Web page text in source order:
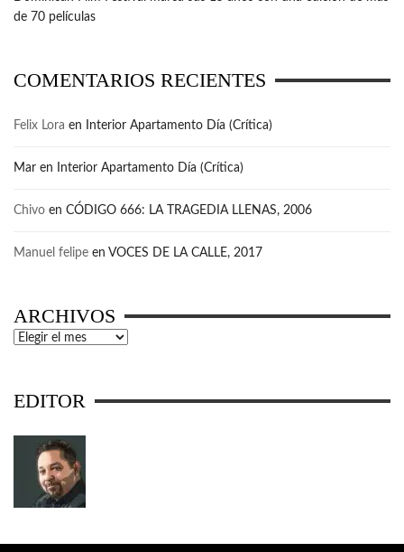
de 70 películas
COMENTARIOS RECIENTES
Felix Lora en Interior Apartamento Día (Crítica)
Mar en Interior Apartamento Día (Crítica)
Chivo en CÓDIGO 666: LA TRAGEDIA LLENAS, 2006
Manuel felipe en VOCES DE LA CALLE, 2017
ARCHIVOS
Archivos
EDITOR